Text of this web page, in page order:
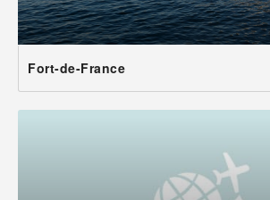
Fort-de-France